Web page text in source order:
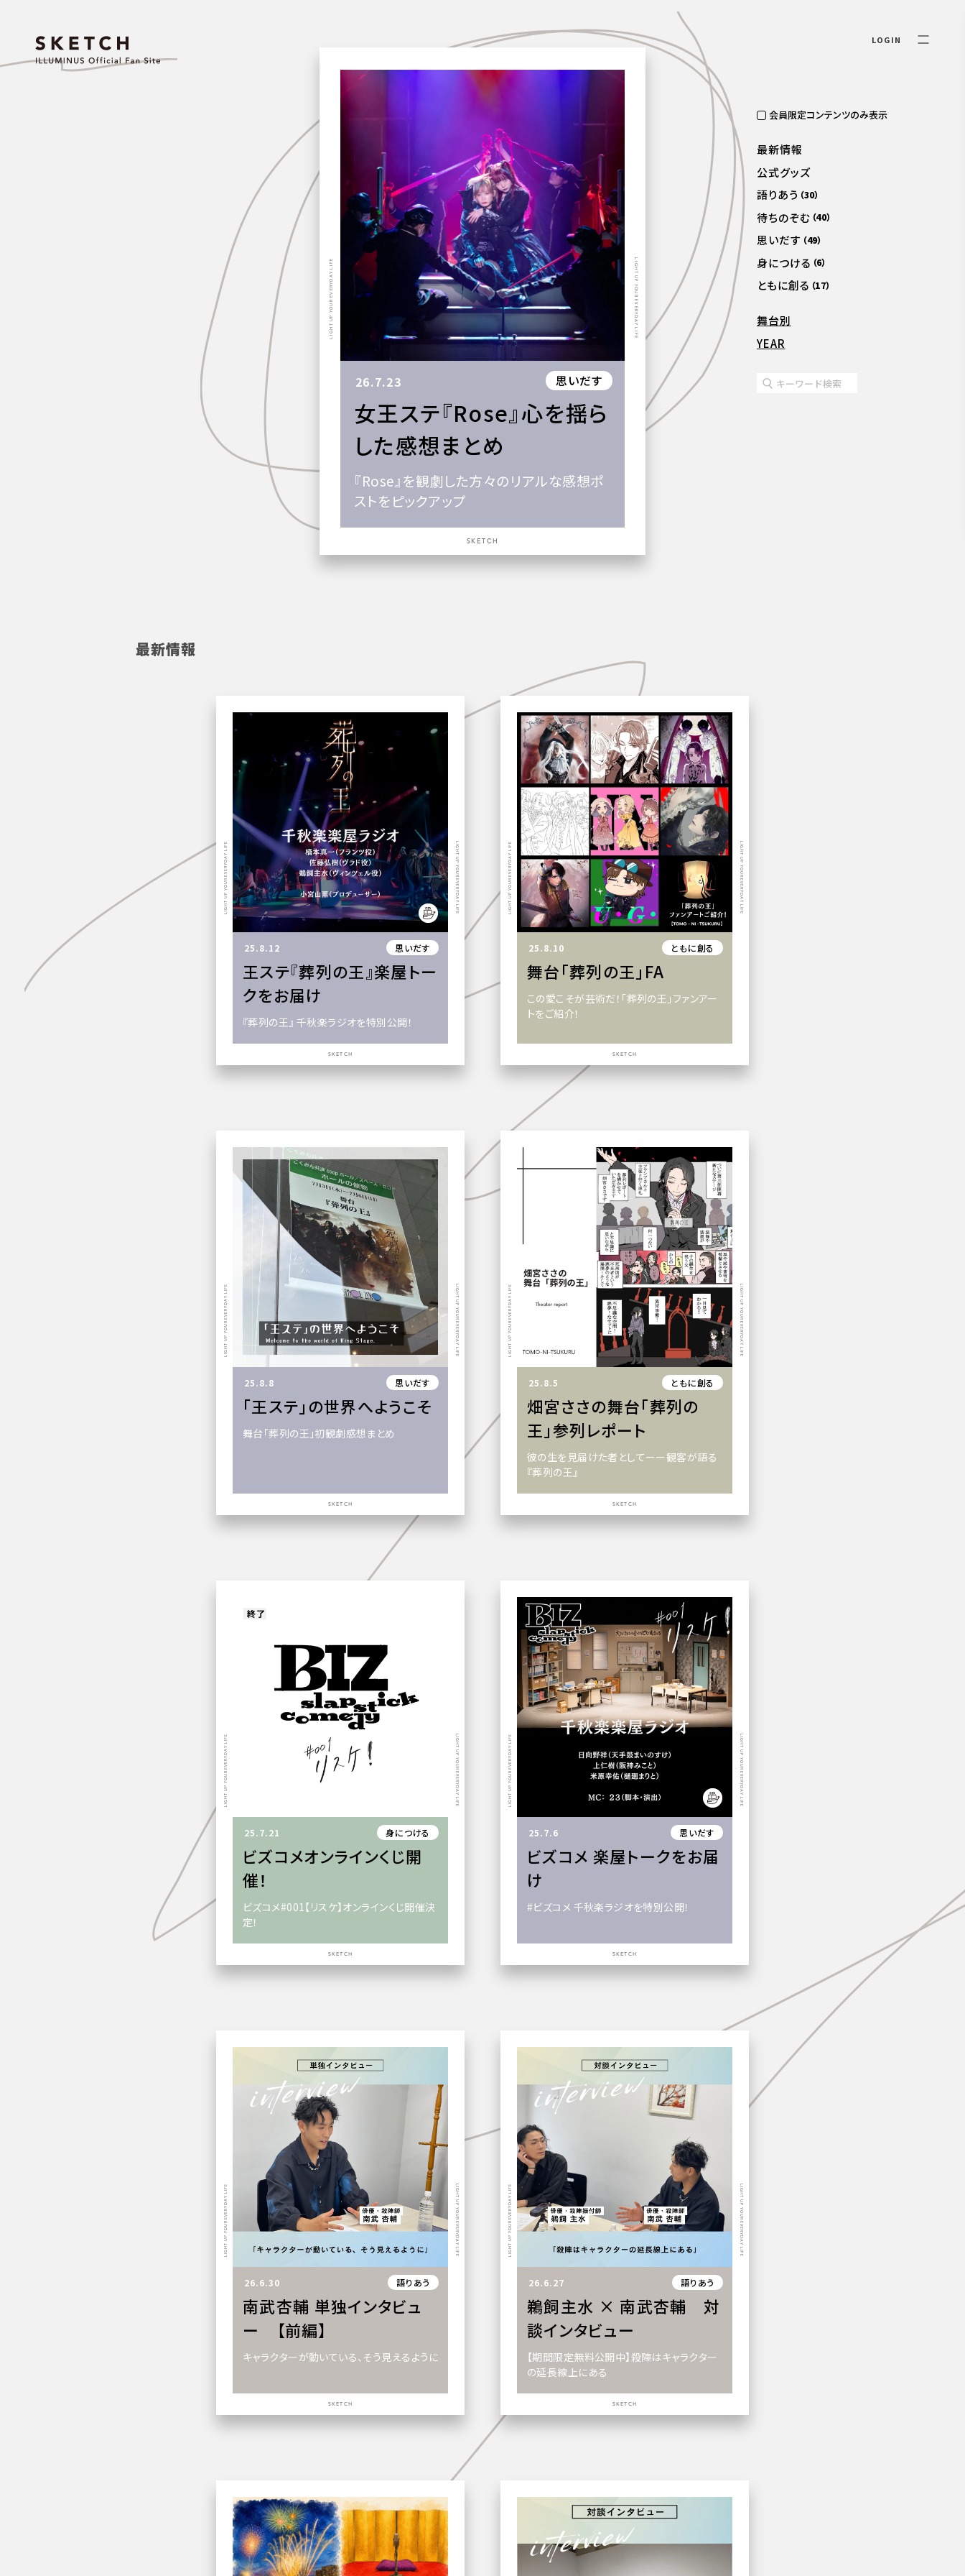
LOGIN
会員限定コンテンツのみ表示
最新情報
公式グッズ
語りあう （30）
待ちのぞむ （40）
思いだす （49）
身につける （6）
ともに創る （17）
26.7.23 思いだす
女王ステ『Rose』心を揺ら
した感想まとめ
『Rose』を観劇した方々のリアルな感想ポ
ストをピックアップ
LIGHT UP YOUR EVERYDAY LIFE LIGHT UP YOUR EVERYDAY LIFE
SKETCH
最新情報
25.8.12 思いだす
王ステ『葬列の王』楽屋トー
クをお届け
『葬列の王』 千秋楽ラジオを特別公開！
LIGHT UP YOUR EVERYDAY LIFE LIGHT UP YOUR EVERYDAY LIFE
SKETCH
25.8.10 ともに創る
舞台「葬列の王」FA
この愛こそが芸術だ！「葬列の王」ファンアー
トをご紹介！
LIGHT UP YOUR EVERYDAY LIFE LIGHT UP YOUR EVERYDAY LIFE
SKETCH
25.8.8 思いだす
「王ステ」の世界へようこそ
舞台「葬列の王」初観劇感想まとめ
LIGHT UP YOUR EVERYDAY LIFE LIGHT UP YOUR EVERYDAY LIFE
SKETCH
25.8.5 ともに創る
畑宮ささの舞台「葬列の
王」参列レポート
彼の生を見届けた者としてーー観客が語る
『葬列の王』
LIGHT UP YOUR EVERYDAY LIFE LIGHT UP YOUR EVERYDAY LIFE
SKETCH
25.7.21 身につける
ビズコメオンラインくじ開
催！
ビズコメ#001【リスケ】オンラインくじ開催決
定！
LIGHT UP YOUR EVERYDAY LIFE LIGHT UP YOUR EVERYDAY LIFE
SKETCH
終了
25.7.6 思いだす
ビズコメ 楽屋トークをお届
け
#ビズコメ 千秋楽ラジオを特別公開！
LIGHT UP YOUR EVERYDAY LIFE LIGHT UP YOUR EVERYDAY LIFE
SKETCH
26.6.30 語りあう
南武杏輔 単独インタビュ
ー 【前編】
キャラクターが動いている、そう見えるように
LIGHT UP YOUR EVERYDAY LIFE LIGHT UP YOUR EVERYDAY LIFE
SKETCH
26.6.27 語りあう
鵜飼主水 × 南武杏輔 対
談インタビュー
【期間限定無料公開中】殺陣はキャラクター
の延長線上にある
LIGHT UP YOUR EVERYDAY LIFE LIGHT UP YOUR EVERYDAY LIFE
SKETCH